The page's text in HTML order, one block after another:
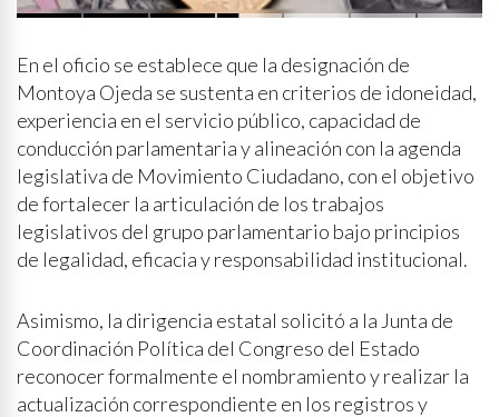
En el oficio se establece que la designación de
Montoya Ojeda se sustenta en criterios de idoneidad,
experiencia en el servicio público, capacidad de
conducción parlamentaria y alineación con la agenda
legislativa de Movimiento Ciudadano, con el objetivo
de fortalecer la articulación de los trabajos
legislativos del grupo parlamentario bajo principios
de legalidad, eficacia y responsabilidad institucional.
Asimismo, la dirigencia estatal solicitó a la Junta de
Coordinación Política del Congreso del Estado
reconocer formalmente el nombramiento y realizar la
actualización correspondiente en los registros y